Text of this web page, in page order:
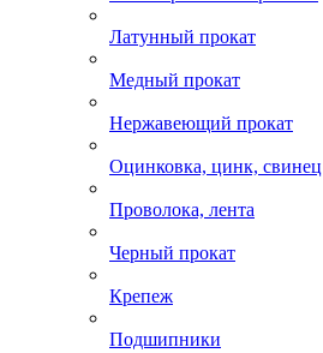
Латунный прокат
Медный прокат
Нержавеющий прокат
Оцинковка, цинк, свинец
Проволока, лента
Черный прокат
Крепеж
Подшипники